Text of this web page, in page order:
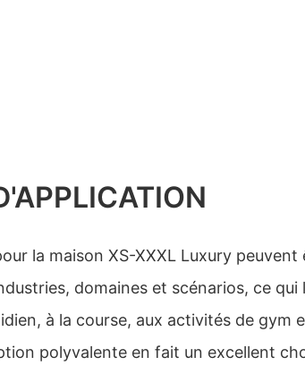
la maison XS-XXXL Luxury peuvent
domaines et scénarios, ce qui
à la course, aux activités de gym
polyvalente en fait un excellent